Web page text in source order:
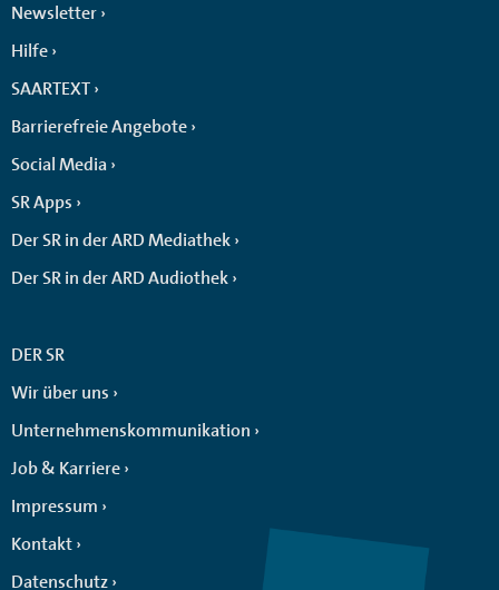
Newsletter
Hilfe
SAARTEXT
Barrierefreie Angebote
Social Media
SR Apps
Der SR in der ARD Mediathek
Der SR in der ARD Audiothek
DER SR
Wir über uns
Unternehmenskommunikation
Job & Karriere
Impressum
Kontakt
Datenschutz